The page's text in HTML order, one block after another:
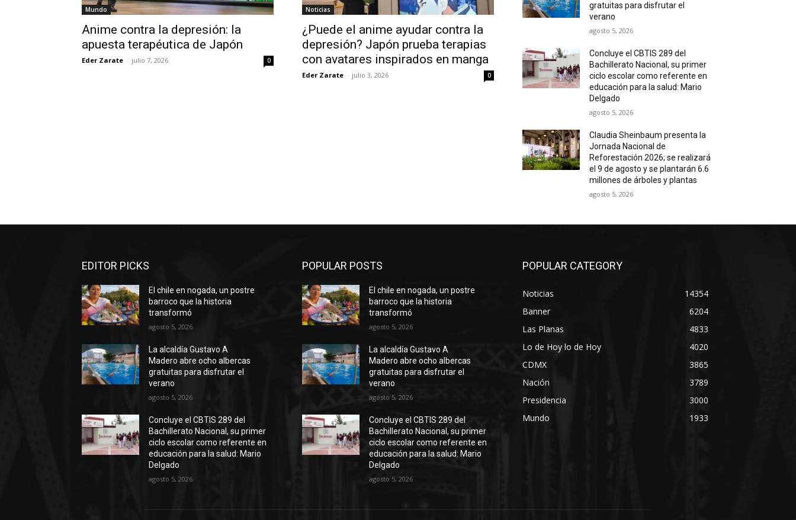
Mundo
Anime contra la depresión: la
apuesta terapéutica de Japón
Eder Zarate - julio 7, 2026 0
Noticias
¿Puede el anime ayudar contra la
depresión? Japón prueba terapias
con avatares inspirados en manga
Eder Zarate - julio 3, 2026 0
gratuitas para disfrutar el
verano
agosto 5, 2026
Concluye el CBTIS 289 del
Bachillerato Nacional, su primer
ciclo escolar como referente en
educación para la salud: Mario
Delgado
agosto 5, 2026
Claudia Sheinbaum presenta la
Jornada Nacional de
Reforestación 2026; se realizará
el 9 de agosto y se plantarán 6.6
millones de árboles y plantas
agosto 5, 2026
EDITOR PICKS
El chile en nogada, un postre
barroco que la historia
transformó
agosto 5, 2026
La alcaldía Gustavo A
Madero abre ocho albercas
gratuitas para disfrutar el
verano
agosto 5, 2026
Concluye el CBTIS 289 del
Bachillerato Nacional, su primer
ciclo escolar como referente en
educación para la salud: Mario
Delgado
agosto 5, 2026
POPULAR POSTS
El chile en nogada, un postre
barroco que la historia
transformó
agosto 5, 2026
La alcaldía Gustavo A
Madero abre ocho albercas
gratuitas para disfrutar el
verano
agosto 5, 2026
Concluye el CBTIS 289 del
Bachillerato Nacional, su primer
ciclo escolar como referente en
educación para la salud: Mario
Delgado
agosto 5, 2026
POPULAR CATEGORY
Noticias
14354
Banner
6204
Las Planas
4833
Lo de Hoy lo de Hoy
4020
CDMX
3865
Nación
3789
Presidencia
3000
Mundo
1933